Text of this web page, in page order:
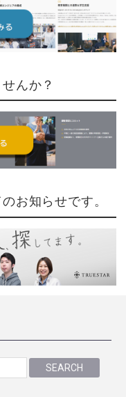
んか？
お知らせです。
SEARCH